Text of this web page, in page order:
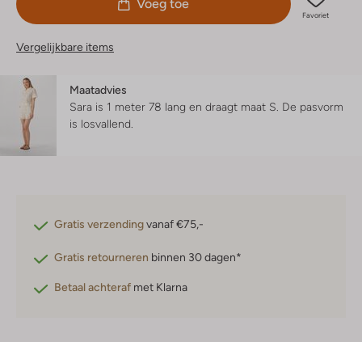
Voeg toe
Favoriet
Vergelijkbare items
Maatadvies
Sara is 1 meter 78 lang en draagt maat S. De pasvorm
is losvallend
Gratis verzendingvanaf €75,-
Gratis retourneren binnen 30 dagen*
Betaal achteraf met Klarna